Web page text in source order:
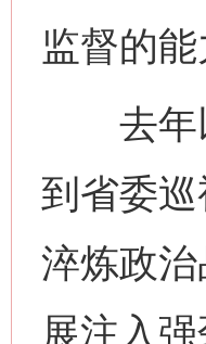
监督的能
去年以
到省委
淬炼政
展注入强